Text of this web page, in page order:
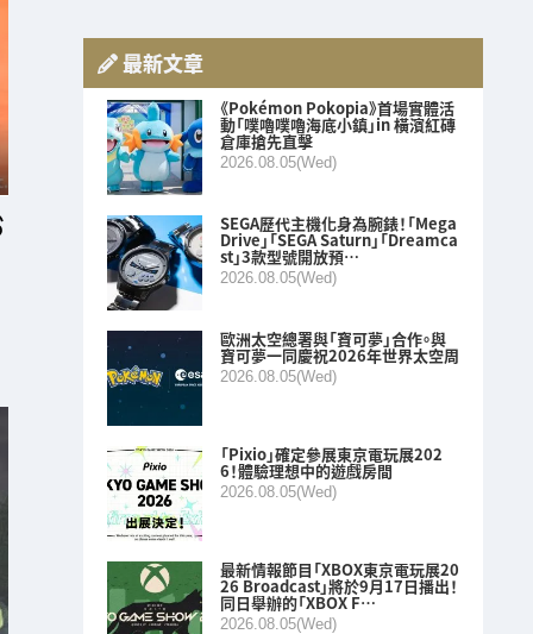
最新文章
《Pokémon Pokopia》首場實體活
動「噗嚕噗嚕海底小鎮」in 橫濱紅磚
倉庫搶先直擊
2026.08.05(Wed)
SEGA歷代主機化身為腕錶！「Mega
Drive」「SEGA Saturn」「Dreamca
st」3款型號開放預…
2026.08.05(Wed)
歐洲太空總署與「寶可夢」合作。與
寶可夢一同慶祝2026年世界太空周
2026.08.05(Wed)
「Pixio」確定參展東京電玩展202
6！體驗理想中的遊戲房間
2026.08.05(Wed)
最新情報節目「XBOX東京電玩展20
26 Broadcast」將於9月17日播出！
同日舉辦的「XBOX F…
2026.08.05(Wed)